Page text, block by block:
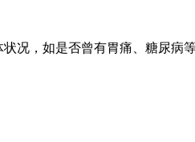
况，如是否曾有胃痛、糖尿病